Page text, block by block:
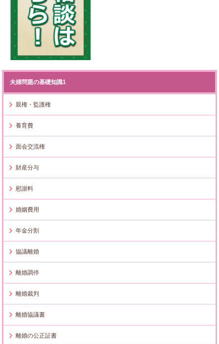
夫婦問題の基礎知識1
親権・監護権
養育費
面会交流権
財産分与
慰謝料
婚姻費用
年金分割
協議離婚
離婚調停
離婚裁判
離婚協議書
離婚の公正証書